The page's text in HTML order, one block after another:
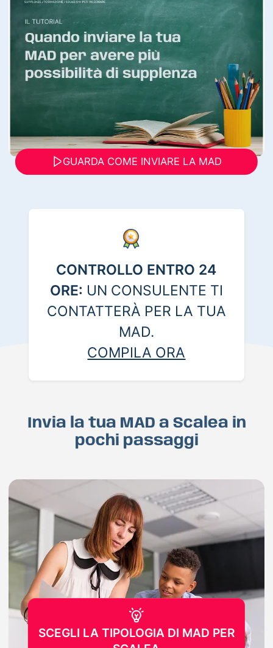
GUARDA COME INVIARE LA MAD
CONTROLLO ENTRO 24
ORE: UN CONSULENTE TI
CONTATTERÀ PER LA TUA
MAD.
COMPILA ORA
Invia la tua MAD a Scalea in
pochi passaggi
SCEGLI LA TIPOLOGIA DI MAD PER